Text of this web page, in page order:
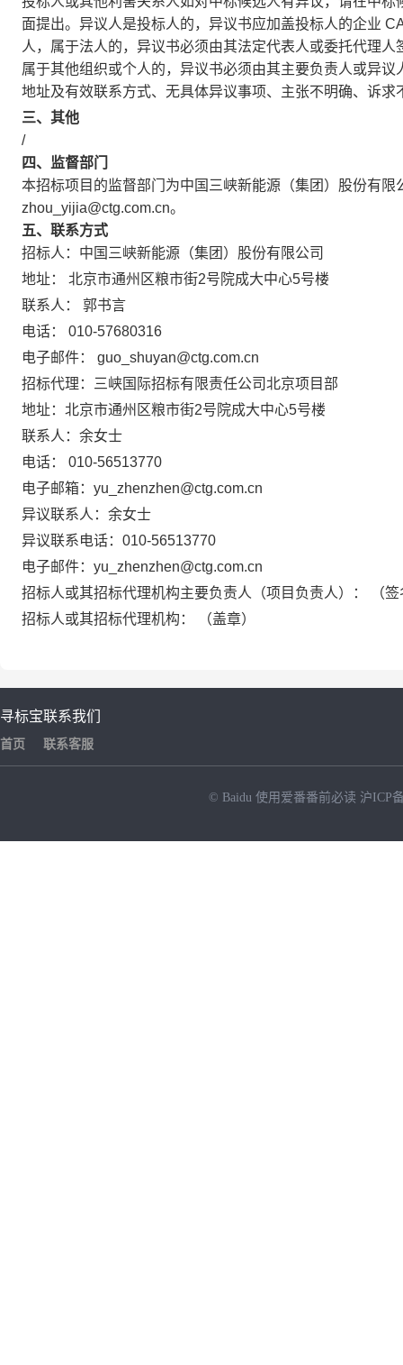
面提出。异议人是投标人的，异议书应加盖投标人的企业
人，属于法人的，异议书必须由其法定代表人或委托代理
属于其他组织或个人的，异议书必须由其主要负责人或异
地址及有效联系方式、无具体异议事项、主张不明确、诉
三、其他
/
四、监督部门
本招标项目的监督部门为中国三峡新能源（集团）股份有
zhou_yijia@ctg.com.cn。
五、联系方式
招标人：中国三峡新能源（集团）股份有限公司
地址： 北京市通州区粮市街2号院成大中心5号楼
联系人： 郭书言
电话： 010-57680316
电子邮件： guo_shuyan@ctg.com.cn
招标代理：三峡国际招标有限责任公司北京项目部
地址：北京市通州区粮市街2号院成大中心5号楼
联系人：余女士
电话： 010-56513770
电子邮箱：yu_zhenzhen@ctg.com.cn
异议联系人：余女士
异议联系电话：010-56513770
电子邮件：yu_zhenzhen@ctg.com.cn
招标人或其招标代理机构主要负责人（项目负责人）： （签
招标人或其招标代理机构： （盖章）
寻标宝
首页
联系我们
联系客服
© Baidu 使用爱番番前必读 沪ICP